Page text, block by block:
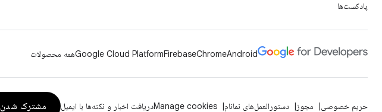
پادکست‌ها
Android
Chrome
Firebase
Google Cloud Platformهمه محصولات
حریم خصوصی مجوز دستورالعمل‌های نمانام Manage cookiesدریافت اخبار و نکته‌ها با ایمیل مشترک شدن